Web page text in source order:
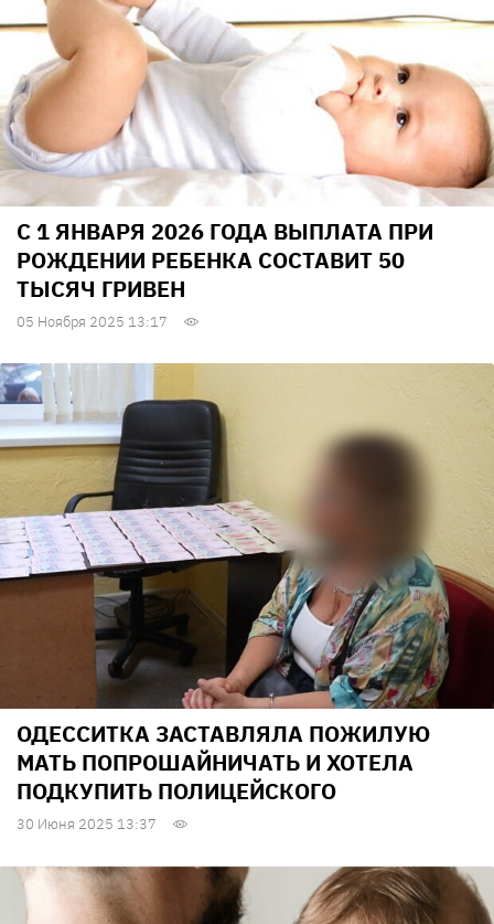
С 1 ЯНВАРЯ 2026 ГОДА ВЫПЛАТА ПРИ
РОЖДЕНИИ РЕБЕНКА СОСТАВИТ 50
ТЫСЯЧ ГРИВЕН
05 Ноября 2025 13:17
ОДЕССИТКА ЗАСТАВЛЯЛА ПОЖИЛУЮ
МАТЬ ПОПРОШАЙНИЧАТЬ И ХОТЕЛА
ПОДКУПИТЬ ПОЛИЦЕЙСКОГО
30 Июня 2025 13:37